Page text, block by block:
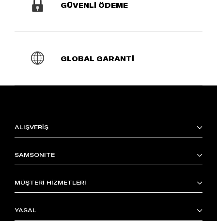
GÜVENLİ ÖDEME
GLOBAL GARANTİ
ALIŞVERİŞ
SAMSONITE
MÜŞTERİ HİZMETLERİ
YASAL